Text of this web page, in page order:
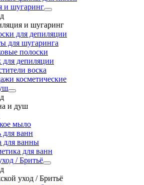
и шугаринг
и шугаринг
для депиляции
для шугаринга
полоски
для депиляции
воска
косметические
и душ
мыло
для ванн
для ванны
для ванн
/ Бритьё
уход / Бритьё